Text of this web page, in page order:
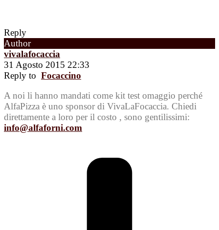
Reply
Author
vivalafocaccia
31 Agosto 2015 22:33
Reply to Focaccino
A noi li hanno mandati come kit test omaggio perché
AlfaPizza è uno sponsor di VivaLaFocaccia. Chiedi
direttamente a loro per il costo , sono gentilissimi:
info@alfaforni.com